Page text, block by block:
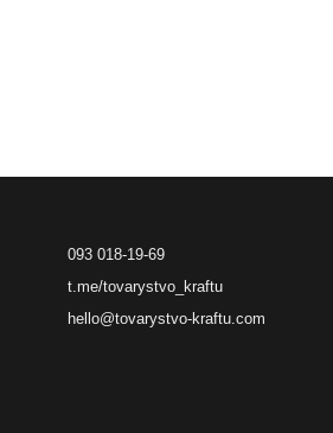
093 018-19-69
t.me/tovarystvo_kraftu
hello@tovarystvo-kraftu.com